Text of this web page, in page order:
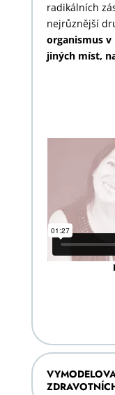
radikálních
nejrůznější
organismus
jiných míst,